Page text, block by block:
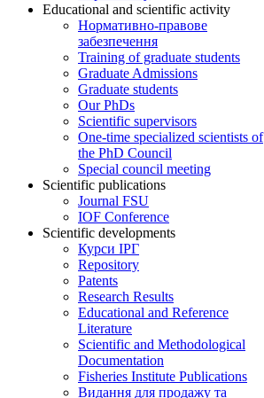
Educational and scientific activity
Нормативно-правове
забезпечення
Training of graduate students
Graduate Admissions
Graduate students
Our PhDs
Scientific supervisors
One-time specialized scientists of
the PhD Council
Special council meeting
Scientific publications
Journal FSU
IOF Conference
Scientific developments
Курси ІРГ
Repository
Patents
Research Results
Educational and Reference
Literature
Scientific and Methodological
Documentation
Fisheries Institute Publications
Видання для продажу та